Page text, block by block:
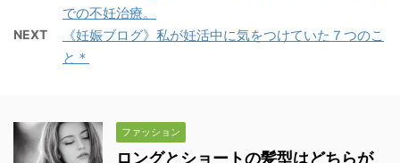
での不妊治療。
NEXT
《妊娠ブログ》私が妊活中に気をつけていた７つのこ
と＊
ファッション
ロングとショートの髪型はどちらが